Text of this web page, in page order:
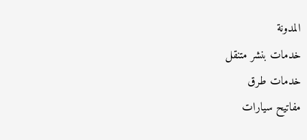
:المدونة
خدمات بنشر متنقل
خدمات طرق
مفاتيح سيارات